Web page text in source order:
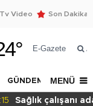
Video Son Dakika
° E-Gazete
GÜNDEM DÜNYA
MENÜ